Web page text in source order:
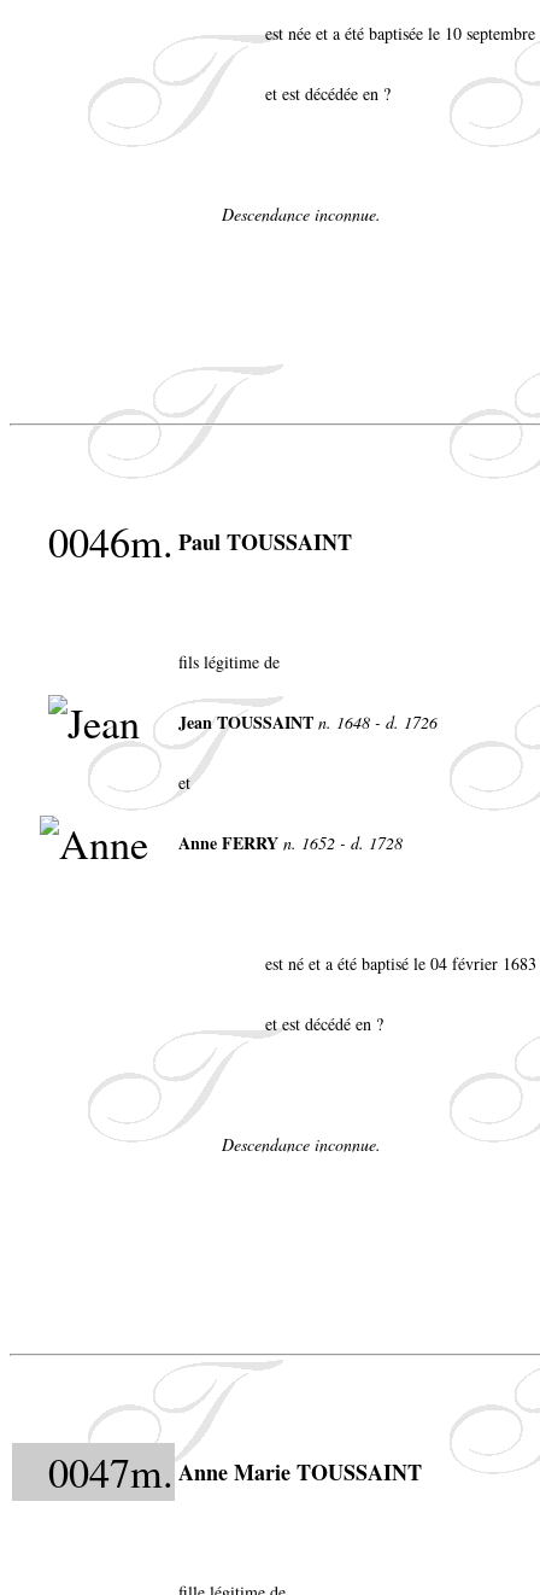
est née et a été baptisée le 10
et est décédée en ?
Descendance inconnue.
0046m. Paul TOUSSAINT
fils légitime de
Jean TOUSSAINT n. 1648 - d. 1726
et
Anne FERRY n. 1652 - d. 1728
est né et a été baptisé le 04 février
et est décédé en ?
Descendance inconnue.
0047m. Anne Marie TOUSSAINT